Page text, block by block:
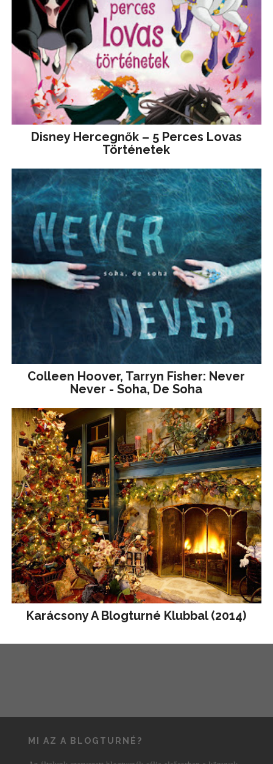
Disney ​Hercegnők – 5 Perces Lovas
Történetek
Colleen Hoover, Tarryn Fisher: Never
Never - Soha, De Soha
Karácsony A Blogturné Klubbal (2014)
MI AZ A BLOGTURNÉ?